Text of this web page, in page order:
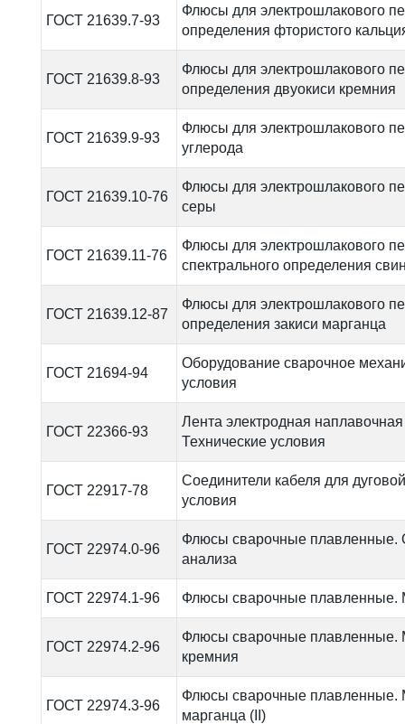
ГОСТ 21639.7-93
Флюсы для электрошлакового
определения фтористого
ГОСТ 21639.8-93
Флюсы для электрошлакового
определения двуокиси кремния
ГОСТ 21639.9-93
Флюсы для электрошлакового
углерода
ГОСТ 21639.10-76
Флюсы для электрошлакового
серы
ГОСТ 21639.11-76
Флюсы для электрошлакового
спектрального определения
ГОСТ 21639.12-87
Флюсы для электрошлакового
определения закиси марганца
ГОСТ 21694-94
Оборудование сварочное
условия
ГОСТ 22366-93
Лента электродная
Технические условия
ГОСТ 22917-78
Соединители кабеля для
условия
ГОСТ 22974.0-96
Флюсы сварочные плавленные.
анализа
ГОСТ 22974.1-96 Флюсы сварочные
ГОСТ 22974.2-96
Флюсы сварочные плавленные.
кремния
ГОСТ 22974.3-96
Флюсы сварочные плавленные.
марганца (II)